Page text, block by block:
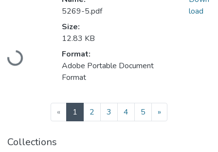
Loading...
5269-5.pdf
Size:
12.83 KB
Format:
Adobe Portable Document
Format
load
« 1 (current)
2 3 4 5 »
Collections